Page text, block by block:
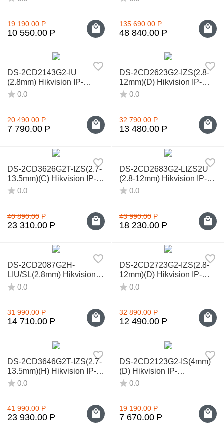
19 190.00 Р
10 550.00 Р
135 690.00 Р
48 840.00 Р
DS-2CD2143G2-IU
(2.8mm) Hikvision IP-
видеокамера
0.0
20 490.00 Р
7 790.00 Р
DS-2CD2623G2-IZS(2.8-
12mm)(D) Hikvision IP-
видеокамера
0.0
32 790.00 Р
13 480.00 Р
DS-2CD3626G2T-IZS(2.7-
13.5mm)(C) Hikvision IP-
видеокамера
0.0
40 890.00 Р
23 310.00 Р
DS-2CD2683G2-LIZS2U
(2.8-12mm) Hikvision IP-
видеокамера
0.0
43 990.00 Р
18 230.00 Р
DS-2CD2087G2H-
LIU/SL(2.8mm) Hikvision
IP-видеокамера
0.0
31 990.00 Р
14 710.00 Р
DS-2CD2723G2-IZS(2.8-
12mm)(D) Hikvision IP-
видеокамера
0.0
32 890.00 Р
12 490.00 Р
DS-2CD3646G2T-IZS(2.7-
13.5mm)(H) Hikvision IP-
видеокамера
0.0
41 990.00 Р
23 930.00 Р
DS-2CD2123G2-IS(4mm)
(D) Hikvision IP-
видеокамера
0.0
19 190.00 Р
7 670.00 Р